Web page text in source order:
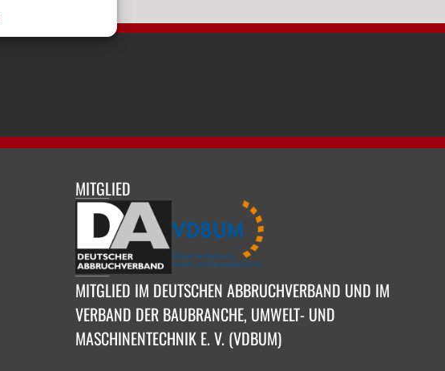
MITGLIED
MITGLIED IM DEUTSCHEN ABBRUCHVERBAND UND IM
VERBAND DER BAUBRANCHE, UMWELT- UND
MASCHINENTECHNIK E. V. (VDBUM)